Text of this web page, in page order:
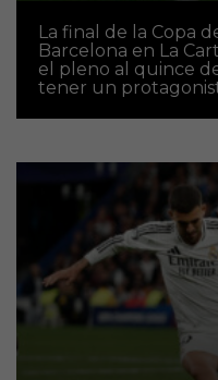
La final de la Copa
Barcelona en La
el pleno al quince
tener un